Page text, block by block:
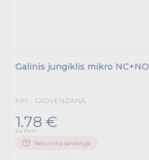
Galinis jungiklis mikro NC+NO
MFI - GIOVENZANA
1.78 €
Su PVM
Neturime sandėlyje